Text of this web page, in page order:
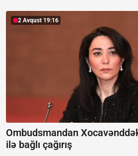
2 Avqust 19:16
Ombudsmandan
ilə bağlı çağırış